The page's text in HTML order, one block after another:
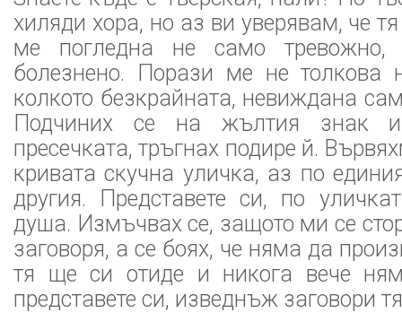
хиляди хора, но аз ви уверявам, че
ме погледна не само
болезнено. Порази ме не толкова
колкото безкрайната, невиждана
Подчиних се на жълтия знак
пресечката, тръгнах подире й.
кривата скучна уличка, аз по
другия. Представете си, по
душа. Измъчвах се, защото ми се
заговоря, а се боях, че няма да
тя ще си отиде и никога вече
представете си, изведнъж заговори